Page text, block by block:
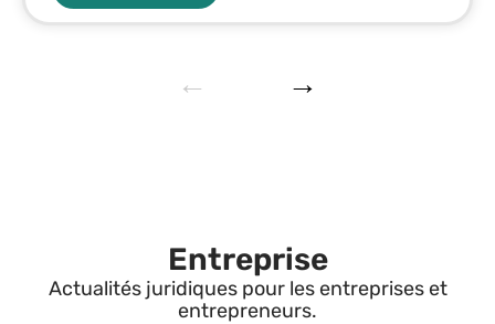
Entreprise
Actualités juridiques pour les entreprises et
entrepreneurs.